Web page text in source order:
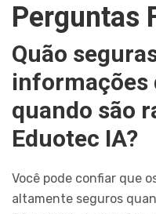
Perguntas
Quão
informações
quando são
Eduotec IA?
Você pode confiar que
altamente seguros